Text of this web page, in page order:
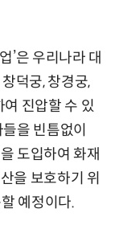
’은 우리나라 대
덕궁, 창경궁,
진압할 수 있
을 빈틈없이
도입하여 화재
을 보호하기 위
예정이다.